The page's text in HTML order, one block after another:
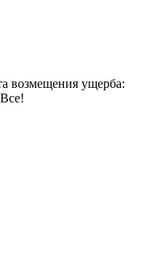
возмещения ущерба: